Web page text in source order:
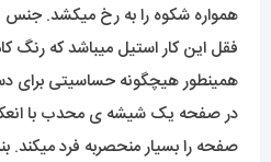
همواره شکوه را به رخ میکشد. جنس
فقل این کار استیل میباشد که رنگ
همینطور هیچگونه حساسیتی برای
در صفحه یک شیشه ی محدب با
صفحه را بسیار منحصربه فرد